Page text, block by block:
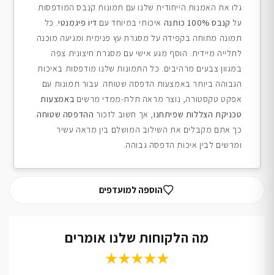
גלו את האמנות הייחודית שלנו עם תמונות קנבס המודפסות
על קנבס 100% כותנה איכותי במיוחד עם דיו פיגמנטי. כל
תמונה מתוחה בקפידה על מסגרת עץ פנימית ומגיעה מוכנה
לתלייה מיידית. הוסף מגע אישי עם מסגרת חיצונית צפה
במגוון צבעים מרהיבים. כל התמונות שלנו מודפסות באיכות
הגבוהה ביותר באמצעות הדפסה שטוחה. עבור תמונות עם
אפקט טקסטורה, נוצר מראה תלת-ממדי מרשים באמצעות
טכניקת הצללות שפיתחנו, אך חשוב לזכור ההדפסה שטוחה.
כך אתם מקבלים את השילוב המושלם בין מראה עשיר
ומרשים לבין איכות הדפסה גבוהה.
הוספה למועדפים
מה הלקוחות שלנו אומרים
★★★★★